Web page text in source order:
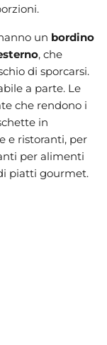
un bordino
, che
di sporcarsi.
a parte. Le
che rendono i
in
e ristoranti, per
per alimenti
piatti gourmet.